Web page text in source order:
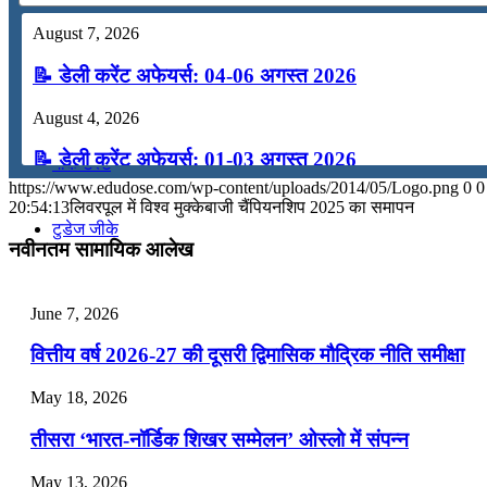
कंप्यूटर
मॉक टेस्ट
टुडेज जीके
August 7, 2026
📝 डेली करेंट अफेयर्स: 04-06 अगस्त 2026
August 4, 2026
📝 डेली करेंट अफेयर्स: 01-03 अगस्त 2026
July 31, 2026
📝 डेली करेंट अफेयर्स: 28-31 जुलाई 2026
📝 डेली करेंट अफेयर्स: 25-27 जुलाई 2026
July 25, 2026
📝 डेली करेंट अफेयर्स: 22-24 जुलाई 2026
July 22, 2026
https://www.edudose.com/wp-content/uploads/2014/05/Logo.png 0 0
20:54:13लिवरपूल में विश्‍व मुक्‍केबाजी चैंपियनशिप 2025 का समापन
नवीनतम सामायिक आलेख
June 7, 2026
वित्तीय वर्ष 2026-27 की दूसरी द्विमासिक मौद्रिक नीति समीक्षा
May 18, 2026
तीसरा ‘भारत-नॉर्डिक शिखर सम्मेलन’ ओस्लो में संपन्न
May 13, 2026